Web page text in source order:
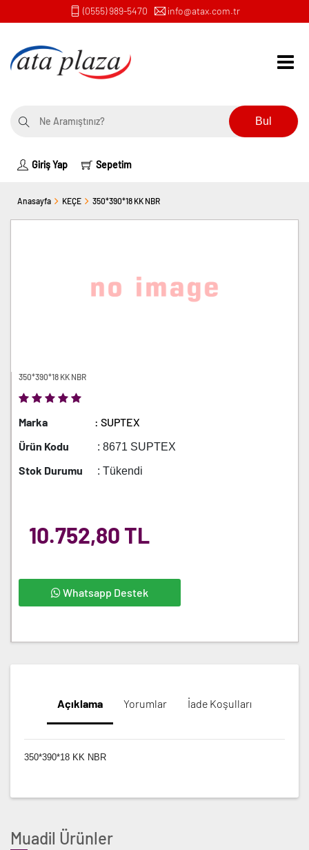
(0555) 989-5470 info@atax.com.tr
Bul
Giriş Yap Sepetim
Anasayfa KEÇE 350*390*18 KK NBR
350*390*18 KK NBR
Marka
: SUPTEX
Ürün Kodu
: 8671 SUPTEX
Stok Durumu : Tükendi
10.752,80 TL
Whatsapp Destek
Açıklama Yorumlar İade Koşulları
350*390*18 KK NBR
Muadil Ürünler